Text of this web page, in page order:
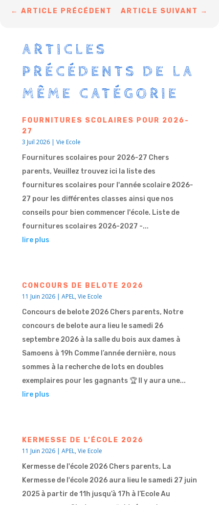
←ARTICLE PRÉCÉDENT ARTICLE SUIVANT →
ARTICLES
PRÉCÉDENTS DE LA
MÊME CATÉGORIE
FOURNITURES SCOLAIRES POUR 2026-
27
3 Juil 2026| Vie Ecole
Fournitures scolaires pour 2026-27 Chers
parents, Veuillez trouvez ici la liste des
fournitures scolaires pour l'année scolaire 2026-
27 pour les différentes classes ainsi que nos
conseils pour bien commencer l'école. Liste de
fournitures scolaires 2026-2027 -...
lire plus
CONCOURS DE BELOTE 2026
11 Juin 2026| APEL,Vie Ecole
Concours de belote 2026 Chers parents, Notre
concours de belote aura lieu le samedi 26
septembre 2026 à la salle du bois aux dames à
Samoens à 19h Comme l’année dernière, nous
sommes à la recherche de lots en doubles
exemplaires pour les gagnants 🏆 Il y aura une...
lire plus
KERMESSE DE L’ÉCOLE 2026
11 Juin 2026| APEL,Vie Ecole
Kermesse de l'école 2026 Chers parents, La
Kermesse de l'école 2026 aura lieu le samedi 27 juin
2025 à partir de 11h jusqu’à 17h à l’Ecole Au